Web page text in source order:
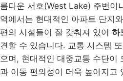
름다운 서호(West Lake) 주변이
역에서는 현대적인 아파트 단지
편의 시설들이 잘 갖춰져 있어 하
견할 수 있습니다. 교통 시스템
으며, 현대적인 대중교통 수단이
과 이동 편의성이 더욱 높아지고